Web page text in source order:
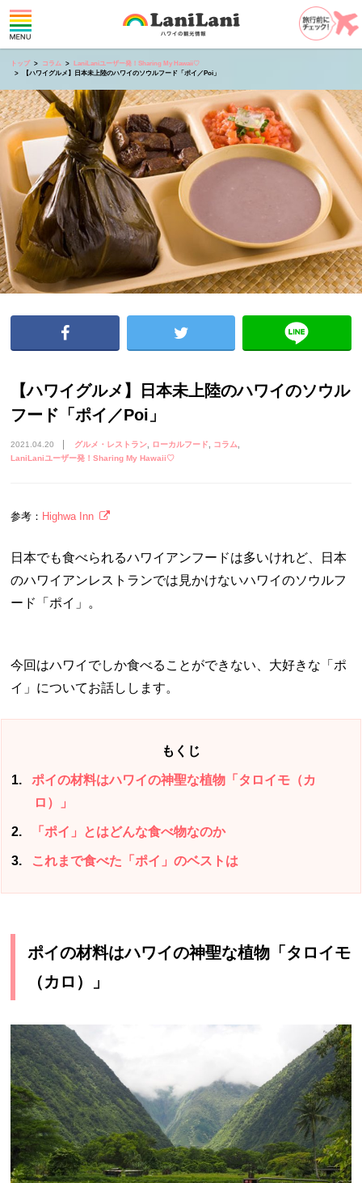
トップ コラム
LaniLaniユーザー発！Sharing My Hawaii♡
【ハワイグルメ】日本未上陸のハワイのソウルフード「ポイ／Poi」
【ハワイグルメ】日本未上陸のハワイのソウル
フード「ポイ／Poi」
2021.04.20 グルメ・レストラン ローカルフード
コラム
LaniLaniユーザー発！Sharing My Hawaii♡
参考： Highwa Inn
日本でも食べられるハワイアンフードは多いけれど、日本
のハワイアンレストランでは見かけないハワイのソウルフ
ード「ポイ」。
今回はハワイでしか食べることができない、大好きな「ポ
イ」についてお話しします。
もくじ
1
ポイの材料はハワイの神聖な植物「タロイモ（カ
ロ）」
2 「ポイ」とはどんな食べ物なのか
3 これまで食べた「ポイ」のベストは
ポイの材料はハワイの神聖な植物「タロイモ
（カロ）」